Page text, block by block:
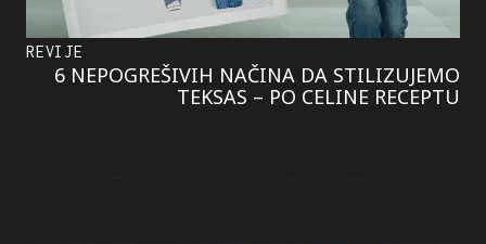
REVIJE
6 NEPOGREŠIVIH NAČINA DA STILIZUJEMO
TEKSAS – PO CELINE RECEPTU